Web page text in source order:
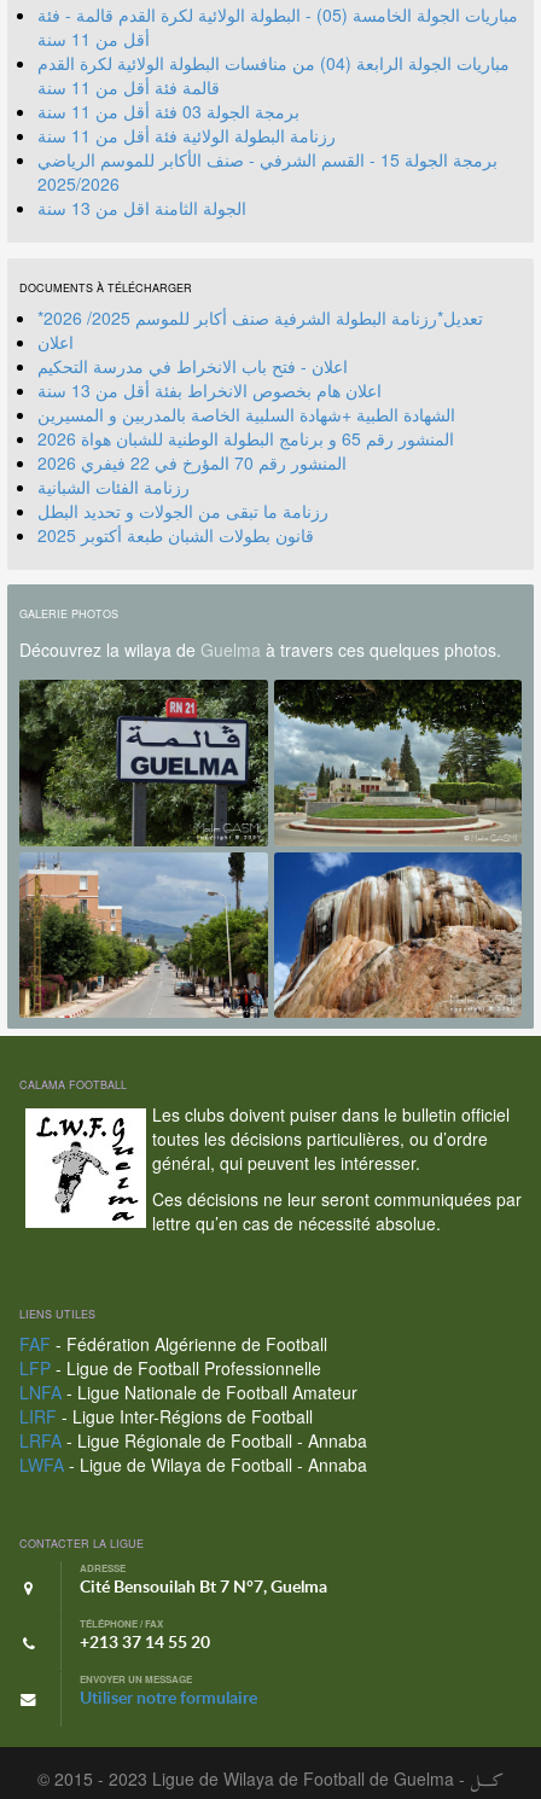
مباريات الجولة الخامسة (05) - البطولة الولائية لكرة القدم قالمة - فئة
أقل من 11 سنة
مباريات الجولة الرابعة (04) من منافسات البطولة الولائية لكرة القدم
قالمة فئة أقل من 11 سنة
برمجة الجولة 03 فئة أقل من 11 سنة
رزنامة البطولة الولائية فئة أقل من 11 سنة
برمجة الجولة 15 - القسم الشرفي - صنف الأكابر للموسم الرياضي
2025/2026
الجولة الثامنة اقل من 13 سنة
DOCUMENTS À TÉLÉCHARGER
*تعديل*رزنامة البطولة الشرفية صنف أكابر للموسم 2025/ 2026
اعلان
اعلان - فتح باب الانخراط في مدرسة التحكيم
اعلان هام بخصوص الانخراط بفئة أقل من 13 سنة
الشهادة الطبية +شهادة السلبية الخاصة بالمدربين و المسيرين
المنشور رقم 70 المؤرخ في 22 فيفري 2026
رزنامة الفئات الشبانية
رزنامة ما تبقى من الجولات و تحديد البطل
قانون بطولات الشبان طبعة أكتوبر 2025
GALERIE PHOTOS
Découvrez la wilaya de Guelmaà travers ces quelques photos.
CALAMA FOOTBALL
Les clubs doivent puiser dans le bulletin officiel
toutes les décisions particulières, ou d’ordre
général, qui peuvent les intéresser.
Ces décisions ne leur seront communiquées par
lettre qu’en cas de nécessité absolue.
LIENS UTILES
FAF - Fédération Algérienne de Football
LFP- Ligue de Football Professionnelle
LNFA- Ligue Nationale de Football Amateur
LIRF - Ligue Inter-Régions de Football
LRFA- Ligue Régionale de Football - Annaba
LWFA- Ligue de Wilaya de Football - Annaba
CONTACTER LA LIGUE
ADRESSE
Cité Bensouilah Bt 7 N°7, Guelma
TÉLÉPHONE / FAX
+213 37 14 55 20
ENVOYER UN MESSAGE
Utiliser notre formulaire
© 2015 - 2023 Ligue de Wilaya de Football de Guelma - كـــل